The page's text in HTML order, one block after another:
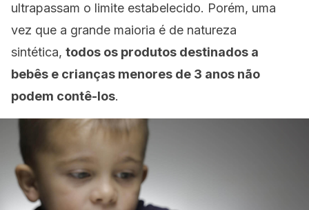
ultrapassam o limite estabelecido. Porém, uma
vez que a grande maioria é de natureza
sintética, todos os produtos destinados a
bebês e crianças menores de 3 anos não
podem contê-los.